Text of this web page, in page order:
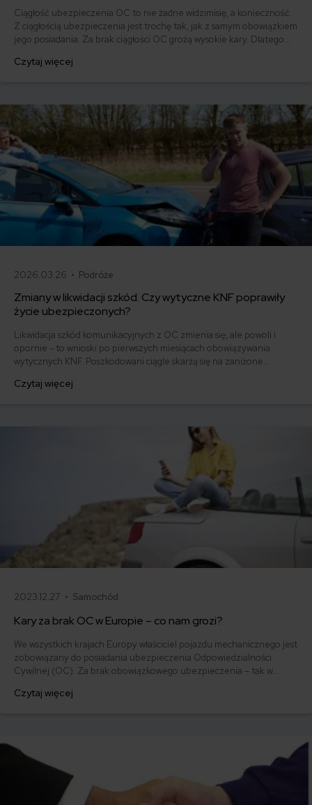
Ciągłość ubezpieczenia OC to nie żadne widzimisię, a konieczność.
Z ciągłością ubezpieczenia jest trochę tak, jak z samym obowiązkiem
jego posiadania. Za brak ciągłości OC grożą wysokie kary. Dlatego
a kiedy sami musimy dopilnować terminów. Co tak naprawdę grozi za
Czytaj więcej
2026.03.26 • Podróże
Zmiany w likwidacji szkód. Czy wytyczne KNF poprawiły
życie ubezpieczonych?
Likwidacja szkód komunikacyjnych z OC zmienia się, ale powoli i
opornie - to wnioski po pierwszych miesiącach obowiązywania
wytycznych KNF. Poszkodowani ciągle skarżą się na zaniżone
zrobić przy ustalaniu wysokości odszkodowania i jego wypłacie.
Czytaj więcej
2023.12.27 • Samochód
Kary za brak OC w Europie – co nam grozi?
We wszystkich krajach Europy właściciel pojazdu mechanicznego jest
zobowiązany do posiadania ubezpieczenia Odpowiedzialności
Cywilnej (OC). Za brak obowiązkowego ubezpieczenia – tak w
Czytaj więcej